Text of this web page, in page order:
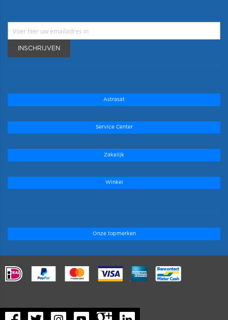
INSCHRIJVEN
Astrasat
Service Center
Zakelijk
Winkel
Onze topmerken
.